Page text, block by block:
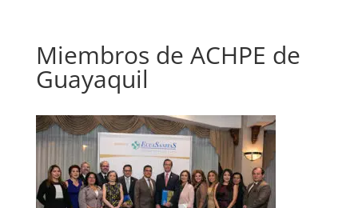
Miembros de ACHPE de
Guayaquil